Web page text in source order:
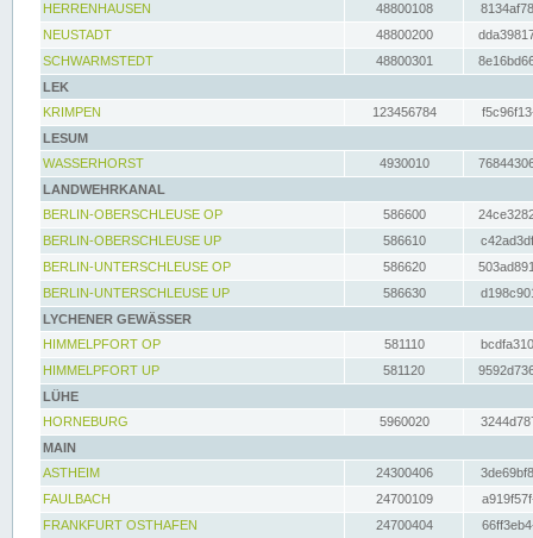
HERRENHAUSEN
48800108
NEUSTADT
48800200
SCHWARMSTEDT
48800301
LEK
KRIMPEN
123456784
LESUM
WASSERHORST
4930010
LANDWEHRKANAL
BERLIN-OBERSCHLEUSE OP
586600
BERLIN-OBERSCHLEUSE UP
586610
BERLIN-UNTERSCHLEUSE OP
586620
BERLIN-UNTERSCHLEUSE UP
586630
LYCHENER GEWÄSSER
HIMMELPFORT OP
581110
HIMMELPFORT UP
581120
LÜHE
HORNEBURG
5960020
MAIN
ASTHEIM
24300406
FAULBACH
24700109
FRANKFURT OSTHAFEN
24700404